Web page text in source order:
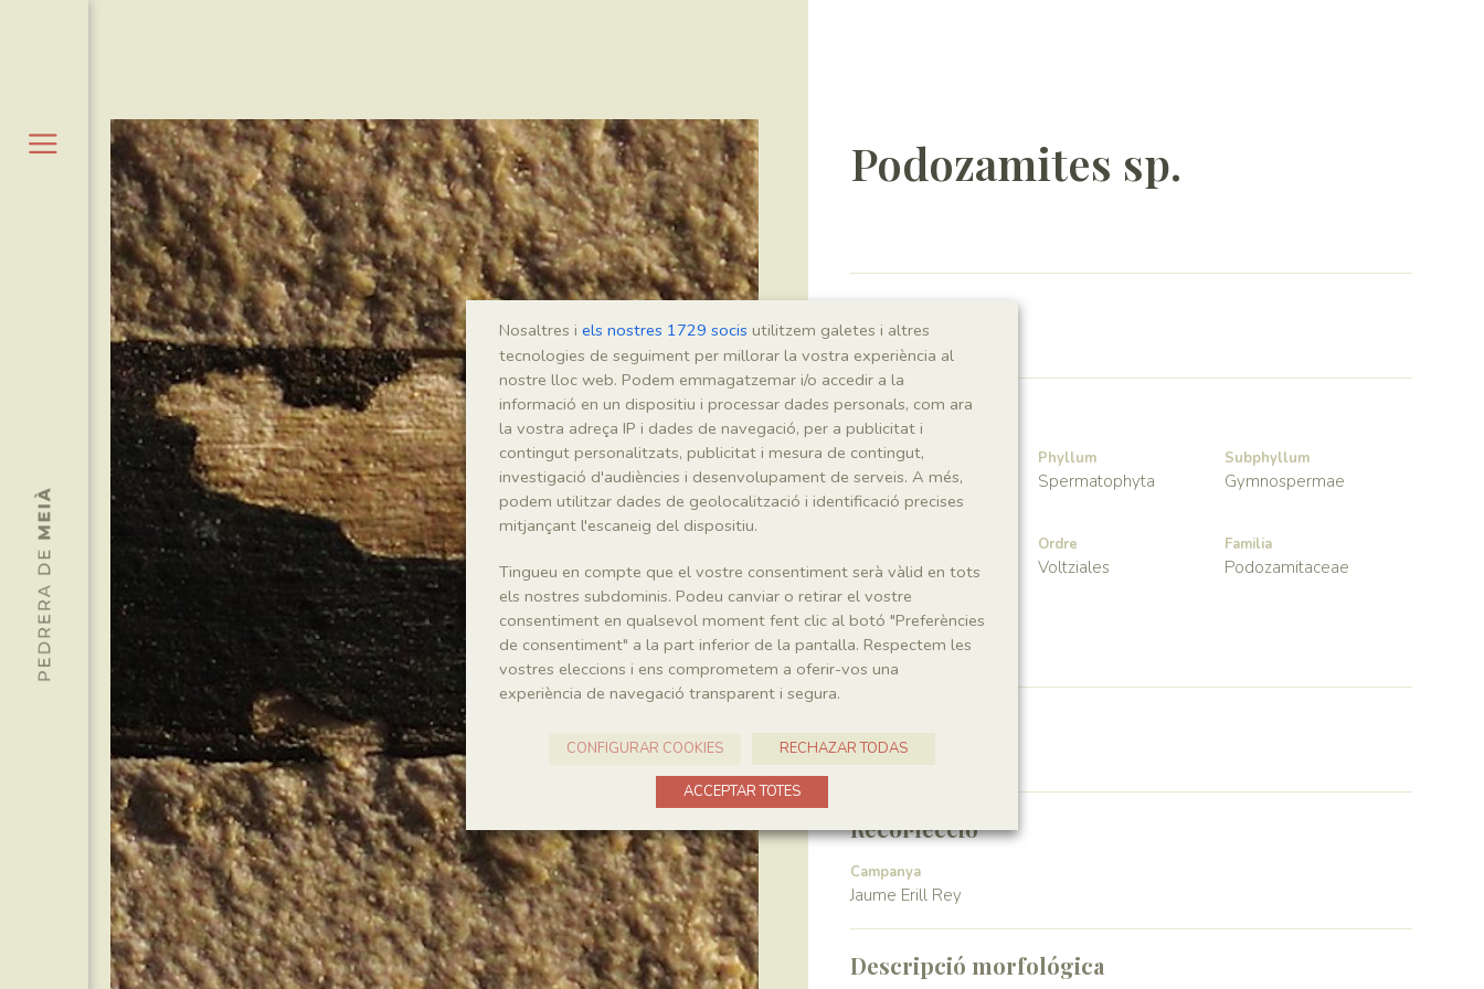
Podozamites sp.
IEI-3128
Taxonomia
Regne
Plantae
Phyllum
Spermatophyta
Subphyllum
Gymnospermae
Pinopsida
Ordre
Voltziales
Familia
Podozamitaceae
Génere
?Podozamites
Pedrera de Meià
Recol·lecció
Campanya
Jaume Erill Rey
Descripció morfológica
Nosaltres i els nostres 1729 socis utilitzem galetes i altres
tecnologies de seguiment per millorar la vostra experiència al
nostre lloc web. Podem emmagatzemar i/o accedir a la
informació en un dispositiu i processar dades personals, com ara
la vostra adreça IP i dades de navegació, per a publicitat i
contingut personalitzats, publicitat i mesura de contingut,
investigació d'audiències i desenvolupament de serveis. A més,
podem utilitzar dades de geolocalització i identificació precises
mitjançant l'escaneig del dispositiu.
Tingueu en compte que el vostre consentiment serà vàlid en tots
els nostres subdominis. Podeu canviar o retirar el vostre
consentiment en qualsevol moment fent clic al botó "Preferències
de consentiment" a la part inferior de la pantalla. Respectem les
vostres eleccions i ens comprometem a oferir-vos una
experiència de navegació transparent i segura.
CONFIGURAR COOKIES RECHAZAR TODAS
ACCEPTAR TOTES